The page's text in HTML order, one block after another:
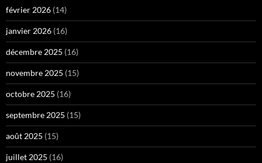
février 2026 (14)
janvier 2026 (16)
décembre 2025 (16)
novembre 2025 (15)
octobre 2025 (16)
septembre 2025 (15)
août 2025 (15)
juillet 2025 (16)